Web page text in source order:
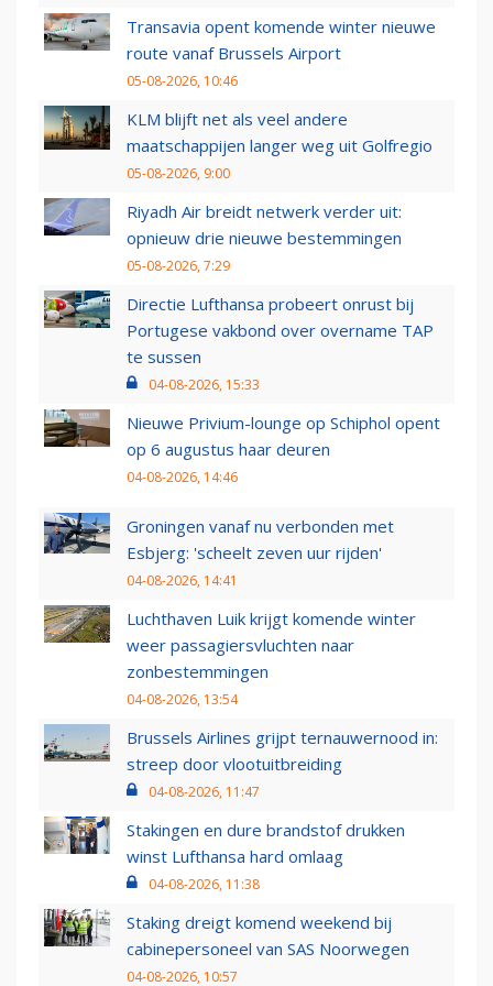
Transavia opent komende winter nieuwe
route vanaf Brussels Airport
05-08-2026, 10:46
KLM blijft net als veel andere
maatschappijen langer weg uit Golfregio
05-08-2026, 9:00
Riyadh Air breidt netwerk verder uit:
opnieuw drie nieuwe bestemmingen
05-08-2026, 7:29
Directie Lufthansa probeert onrust bij
Portugese vakbond over overname TAP
te sussen
04-08-2026, 15:33
Nieuwe Privium-lounge op Schiphol opent
op 6 augustus haar deuren
04-08-2026, 14:46
Groningen vanaf nu verbonden met
Esbjerg: 'scheelt zeven uur rijden'
04-08-2026, 14:41
Luchthaven Luik krijgt komende winter
weer passagiersvluchten naar
zonbestemmingen
04-08-2026, 13:54
Brussels Airlines grijpt ternauwernood in:
streep door vlootuitbreiding
04-08-2026, 11:47
Stakingen en dure brandstof drukken
winst Lufthansa hard omlaag
04-08-2026, 11:38
Staking dreigt komend weekend bij
cabinepersoneel van SAS Noorwegen
04-08-2026, 10:57